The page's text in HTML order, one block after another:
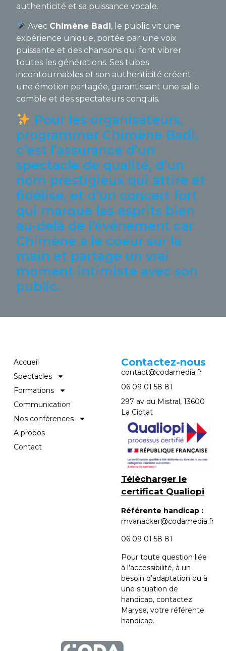
authenticité et sa puissance vocale.
Avec Chimène Badi, le public vit une
expérience unique, portée par une voix
puissante et des chansons qui font vibrer
toutes les générations. Ses tubes
incontournables et son authenticité créent
une émotion partagée, garantissant une salle
comble et des spectateurs conquis.
Pour les organisateurs,
programmer Chimène Badi,
c’est l’assurance d’un
spectacle de qualité, d’un
nom prestigieux qui attire et
fidélise, et d’un concert fort
qui marque les esprits bien
au-delà de l’événement car
Chimène a le coeur sur la
main et partage un vrai
moment intimiste avec son
public.
Accueil
Spectacles
Formations
Communication
Nos conférences
A propos
Contact
Contactez-nous
contact@codamedia.fr​
06 09 01 58 81​
297 av du Mistral, 13600
La Ciotat
Télécharger le
certificat Qualiopi
Référente handicap :
mvanacker@codamedia.fr
06 09 01 58 81​
Pour toute question liée
à l’accessibilité, à un
besoin d’adaptation ou à
une situation de
handicap, contactez
Maryse, votre référente
handicap.